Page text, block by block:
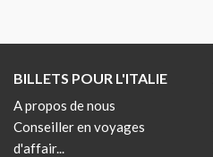
BILLETS POUR L'ITALIE
A propos de nous
Conseiller en voyages
d'affair...